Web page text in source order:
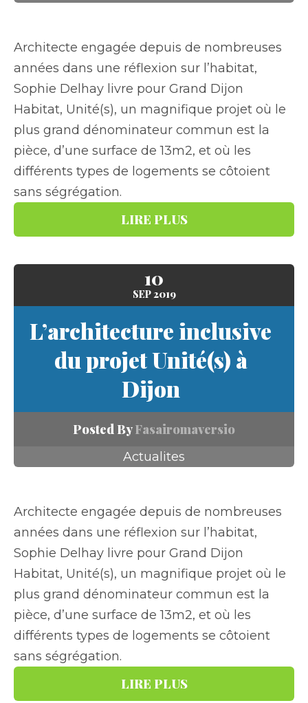
Architecte engagée depuis de nombreuses
années dans une réflexion sur l’habitat,
Sophie Delhay livre pour Grand Dijon
Habitat, Unité(s), un magnifique projet où le
plus grand dénominateur commun est la
pièce, d’une surface de 13m2, et où les
différents types de logements se côtoient
sans ségrégation.
LIRE PLUS
10
SEP2019
L’architecture inclusive
du projet Unité(s) à
Dijon
Posted ByFasairomaversio
Actualites
Architecte engagée depuis de nombreuses
années dans une réflexion sur l’habitat,
Sophie Delhay livre pour Grand Dijon
Habitat, Unité(s), un magnifique projet où le
plus grand dénominateur commun est la
pièce, d’une surface de 13m2, et où les
différents types de logements se côtoient
sans ségrégation.
LIRE PLUS